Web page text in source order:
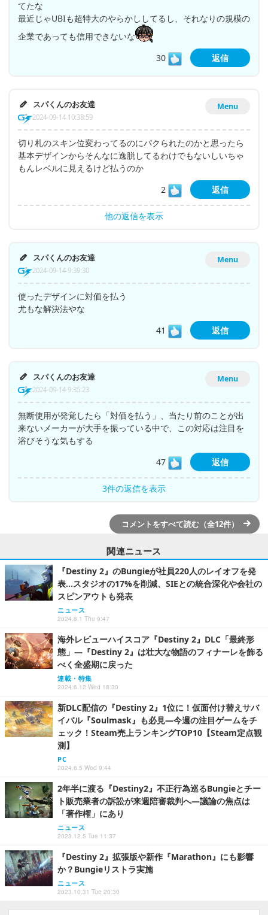
てたな
最近じゃUBIも超特大のやらかししてるし、それなりの規模の
企業であっても信用できないな
30
返信
Menu
スパくんのお友達
2024-09-14 10:38:59
切り札のスキン位変わってるのにパクられたのかと思ったら
基本デザインからそんなに逸脱してるわけでもないしいちゃ
もんレベルに見えるけど払うのか
2
返信
他の返信を表示
Menu
スパくんのお友達
2024-09-14 9:39:30
使ったデザインに対価を払う
尤もな解決法やな
41
返信
Menu
スパくんのお友達
2024-09-14 9:35:23
無断使用が発覚したら「対価を払う」、当たり前のことが出
来ないメーカーが大手を振っている中で、この対応は注目を
浴びそうな気もする
47
返信
3件の返信を表示
コメントをすべて読む（全12件）
関連ニュース
『Destiny 2』のBungieが社員220人のレイオフを発
表…スタジオの17%を削減、SIEとの統合深化や会社の
スピンアウトも発表
ニュース
2024.8.1 Thu 9:47
海外レビューハイスコア『Destiny 2』DLC「最終形
態」―『Destiny 2』は壮大な物語のフィナーレを飾る
べく全盛期に戻った
連載・特集
2024.6.12 Wed 18:30
新DLC配信の『Destiny 2』1位に！仮面付け替えサバ
イバル『Soulmask』も必見―今週の注目ゲームをチ
ェック！Steam売上ランキングTOP10【Steam定点観
測】
PC
2024.6.5 Wed 9:44
2年半に渡る『Destiny2』不正行為巡るBungieとチー
ト販売業者の訴訟が来週陪審裁判へ―議論の焦点は
「著作権」にあり
ニュース
2023.12.5 Tue 11:37
『Destiny 2』拡張版や新作『Marathon』にも影響
か？Bungieリストラ実施
ニュース
2023.10.31 Tue 20:30